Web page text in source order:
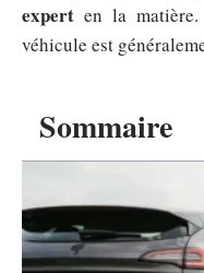
Sommaire
experten la
véhicule est